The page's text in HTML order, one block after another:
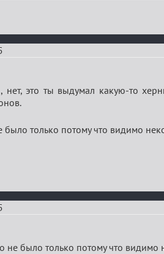
нет, это ты выдумал какую-то
было только потому что видимо
не было только потому что